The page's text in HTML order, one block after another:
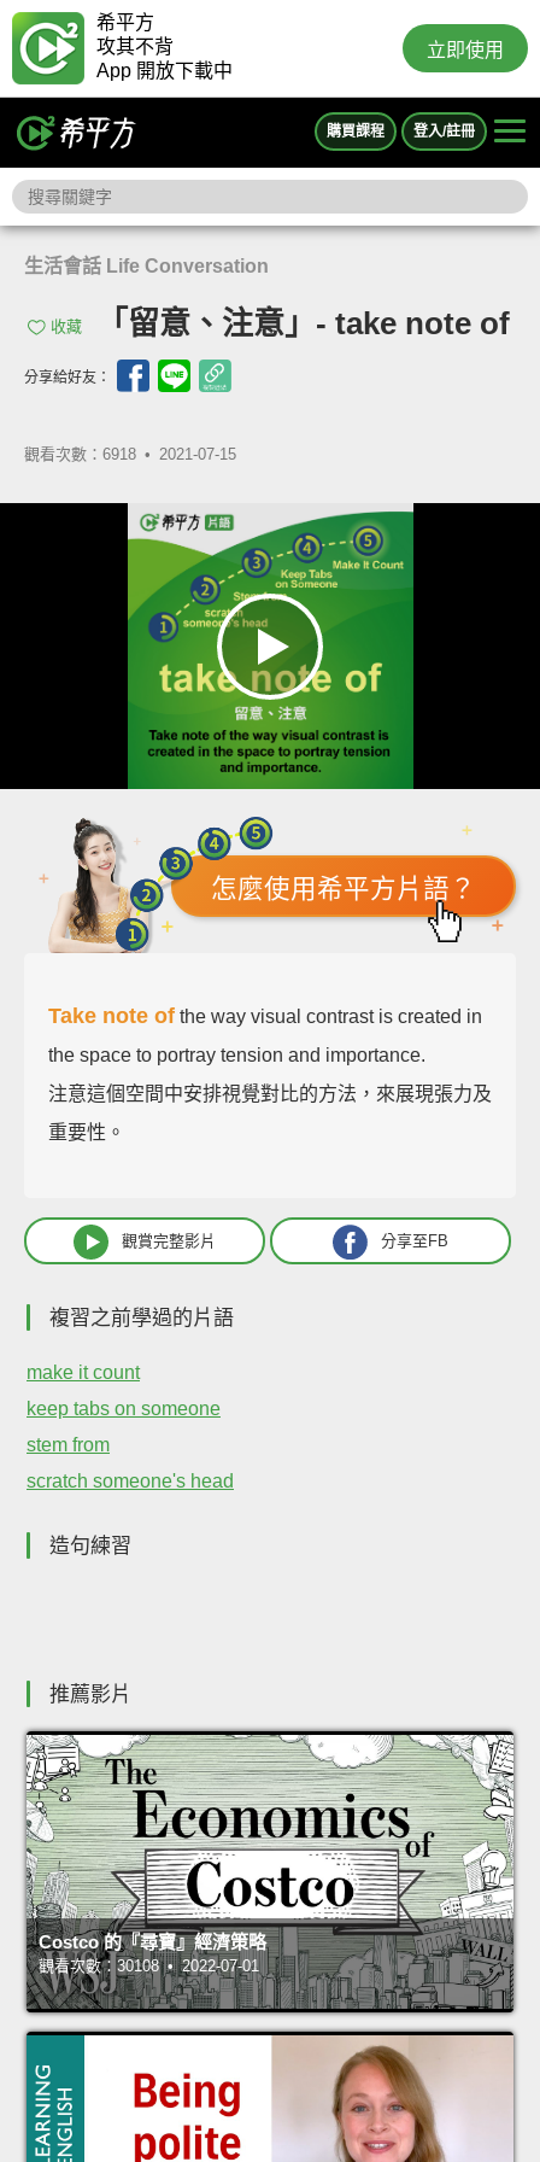
希平方
攻其不背
App 開放下載中
立即使用
購買課程 登入/註冊
生活會話 Life Conversation
收藏 「留意、注意」- take note of
分享給好友：
觀看次數：6918 • 2021-07-15
怎麼使用希平方片語？
Take note of the way visual contrast is created in
the space to portray tension and importance.
注意這個空間中安排視覺對比的方法，來展現張力及
重要性。
觀賞完整影片 分享至FB
複習之前學過的片語
make it count
keep tabs on someone
stem from
scratch someone's head
造句練習
推薦影片
Costco 的『尋寶』經濟策略
觀看次數：30108 • 2022-07-01